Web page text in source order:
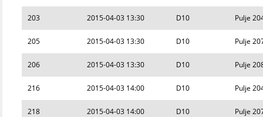
203 2015-04-03 13:30 D10 Pulje
205 2015-04-03 13:30 D10 Pulje
206 2015-04-03 13:30 D10 Pulje
216 2015-04-03 14:00 D10 Pulje
218 2015-04-03 14:00 D10 Pulje